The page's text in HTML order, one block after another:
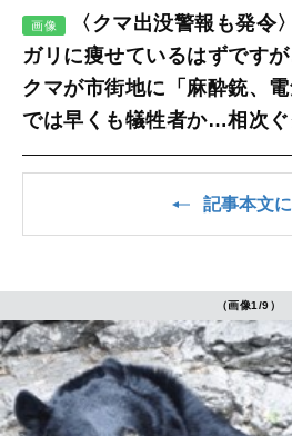
画像
〈クマ出没警報も発令
ガリに痩せているはずです
クマが市街地に「麻酔銃、
では早くも犠牲者か…相次
記事本文
（画像1/9）